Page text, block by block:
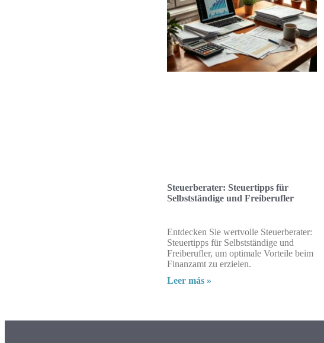
Steuerberater: Steuertipps für
Selbstständige und Freiberufler
Entdecken Sie wertvolle Steuerberater:
Steuertipps für Selbstständige und
Freiberufler, um optimale Vorteile beim
Finanzamt zu erzielen.
Leer más »